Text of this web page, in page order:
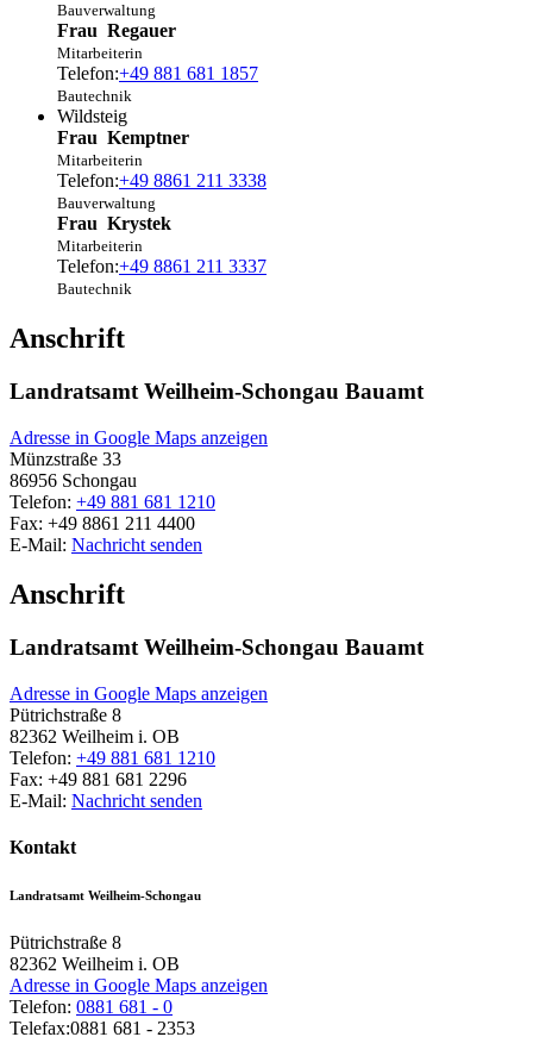
Bauverwaltung
Frau Regauer
Mitarbeiterin
Telefon:+49 881 681 1857
Bautechnik
Wildsteig
Frau Kemptner
Mitarbeiterin
Telefon:+49 8861 211 3338
Bauverwaltung
Frau Krystek
Mitarbeiterin
Telefon:+49 8861 211 3337
Bautechnik
Anschrift
Landratsamt Weilheim-Schongau Bauamt
Adresse in Google Maps anzeigen
Münzstraße 33
86956 Schongau
Telefon: +49 881 681 1210
Fax: +49 8861 211 4400
E-Mail: Nachricht senden
Anschrift
Landratsamt Weilheim-Schongau Bauamt
Adresse in Google Maps anzeigen
Pütrichstraße 8
82362 Weilheim i. OB
Telefon: +49 881 681 1210
Fax: +49 881 681 2296
E-Mail: Nachricht senden
Kontakt
Landratsamt Weilheim-Schongau
Pütrichstraße 8
82362 Weilheim i. OB
Adresse in Google Maps anzeigen
Telefon: 0881 681 - 0
Telefax:0881 681 - 2353